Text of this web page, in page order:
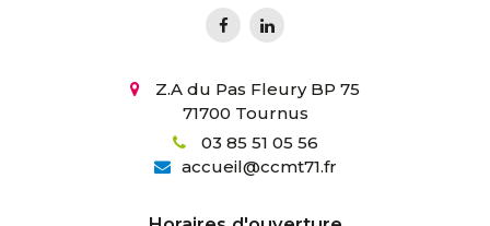
Z.A du Pas Fleury BP 75
71700 Tournus
03 85 51 05 56
accueil@ccmt71.fr